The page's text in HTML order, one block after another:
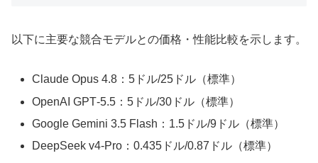
以下に主要な競合モデルとの価格・性能比較を示します。
Claude Opus 4.8：5ドル/25ドル（標準）
OpenAI GPT‑5.5：5ドル/30ドル（標準）
Google Gemini 3.5 Flash：1.5ドル/9ドル（標準）
DeepSeek v4‑Pro：0.435ドル/0.87ドル（標準）